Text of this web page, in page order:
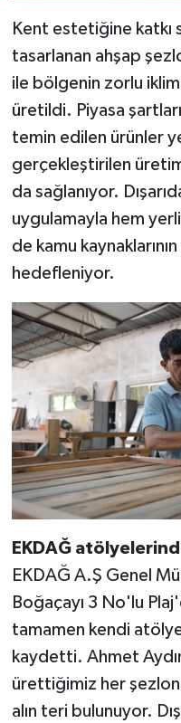
Kent estetiğine katkı
tasarlanan ahşap
ile bölgenin zorlu iklim
üretildi. Piyasa
temin edilen ürünler
gerçekleştirilen
da sağlanıyor.
uygulamayla hem
de kamu
hedefleniyor.
EKDAĞ
EKDAĞ A.Ş Genel
Boğaçayı 3 No'lu
tamamen kendi
kaydetti. Ahmet
ürettiğimiz her
alın teri bulunuyor.